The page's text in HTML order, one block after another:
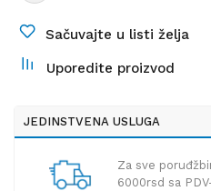
Sačuvajte u listi želja
Uporedite proizvod
JEDINSTVENA USLUGA
Za sve
6000rsd sa